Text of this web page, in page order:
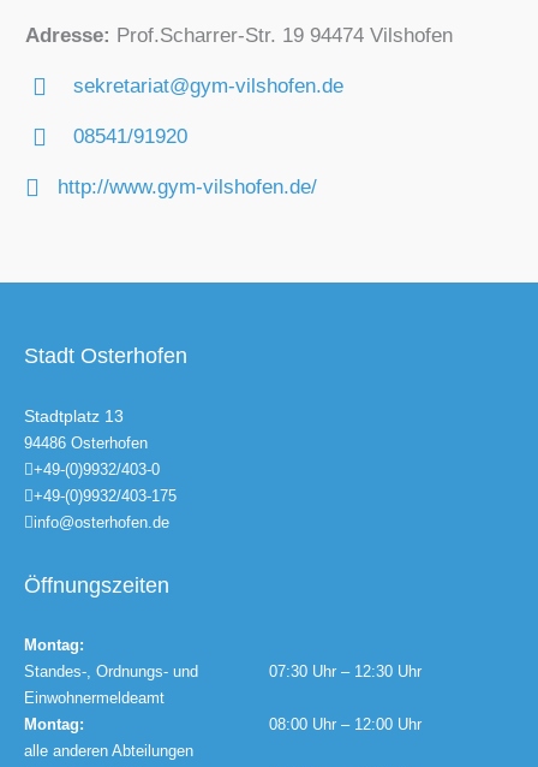
Adresse: Prof.Scharrer-Str. 19 94474 Vilshofen
sekretariat@gym-vilshofen.de
08541/91920
http://www.gym-vilshofen.de/
Stadt Osterhofen
Stadtplatz 13
94486 Osterhofen
+49-(0)9932/403-0
+49-(0)9932/403-175
info@osterhofen.de
Öffnungszeiten
Montag:
Standes-, Ordnungs- und
Einwohnermeldeamt
07:30 Uhr – 12:30 Uhr
Montag:
alle anderen Abteilungen
08:00 Uhr – 12:00 Uhr